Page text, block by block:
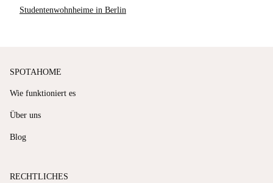
Studentenwohnheime in Berlin
SPOTAHOME
Wie funktioniert es
Über uns
Blog
RECHTLICHES